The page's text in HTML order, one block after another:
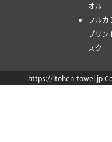
オル
フルカ
プリン
スク
https://itohen-towel.jp